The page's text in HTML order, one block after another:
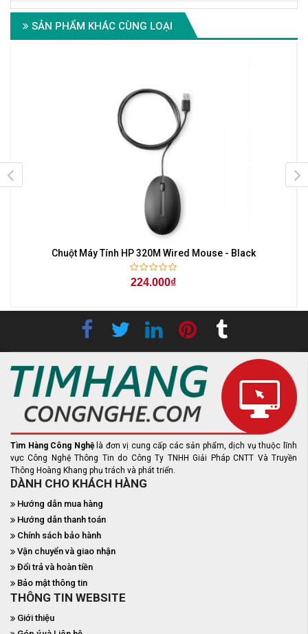
SẢN PHẨM KHÁC CÙNG LOẠI
Chuột Máy Tính HP 320M Wired Mouse - Black
224.000₫
Tìm Hàng Công Nghệ là đơn vị cung cấp các sản phẩm, dịch vụ thuộc lĩnh
vực Công Nghệ Thông Tin do Công Ty TNHH Giải Pháp CNTT Và Truyền
Thông Hoàng Khang phụ trách và phát triển.
DÀNH CHO KHÁCH HÀNG
Hướng dẫn mua hàng
Hướng dẫn thanh toán
Chính sách bảo hành
Vận chuyển và giao nhận
Đổi trả và hoàn tiền
Bảo mật thông tin
THÔNG TIN WEBSITE
Giới thiệu